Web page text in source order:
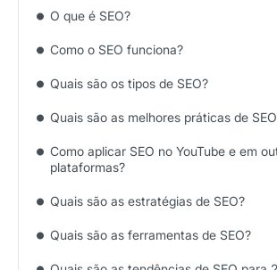
O que é SEO?
Como o SEO funciona?
Quais são os tipos de SEO?
Quais são as melhores práticas de
Como aplicar SEO no YouTube e em
plataformas?
Quais são as estratégias de SEO?
Quais são as ferramentas de SEO?